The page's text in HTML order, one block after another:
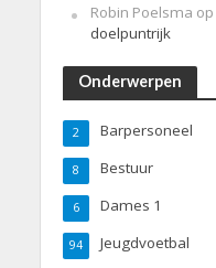
Robin Poelsma op
doelpuntrijk
Onderwerpen
Barpersoneel
2
Bestuur
8
Dames 1
6
Jeugdvoetbal
94